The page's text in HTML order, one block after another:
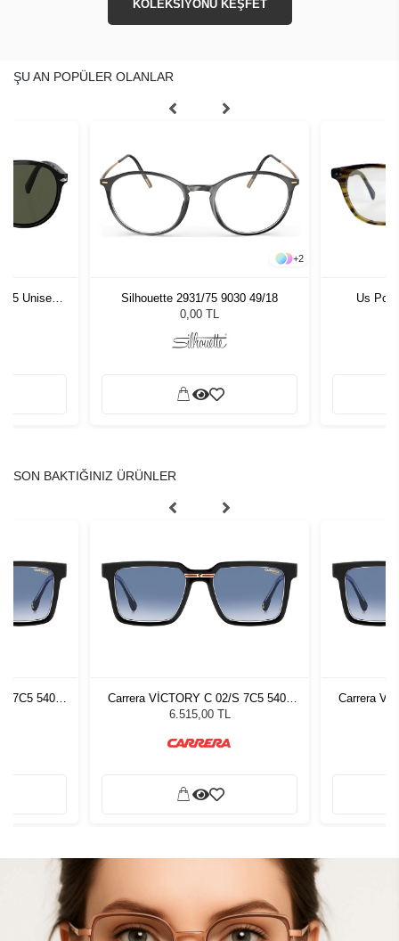
KOLEKSİYONU KEŞFET
ŞU AN POPÜLER OLANLAR
55 Unisex
+2
Silhouette 2931/75 9030 49/18
0,00 TL
Us
SON BAKTIĞINIZ ÜRÜNLER
7C5 5408
Carrera VİCTORY C 02/S 7C5 5408
Erkek Güneş Gözlüğü
6.515,00 TL
Carrera